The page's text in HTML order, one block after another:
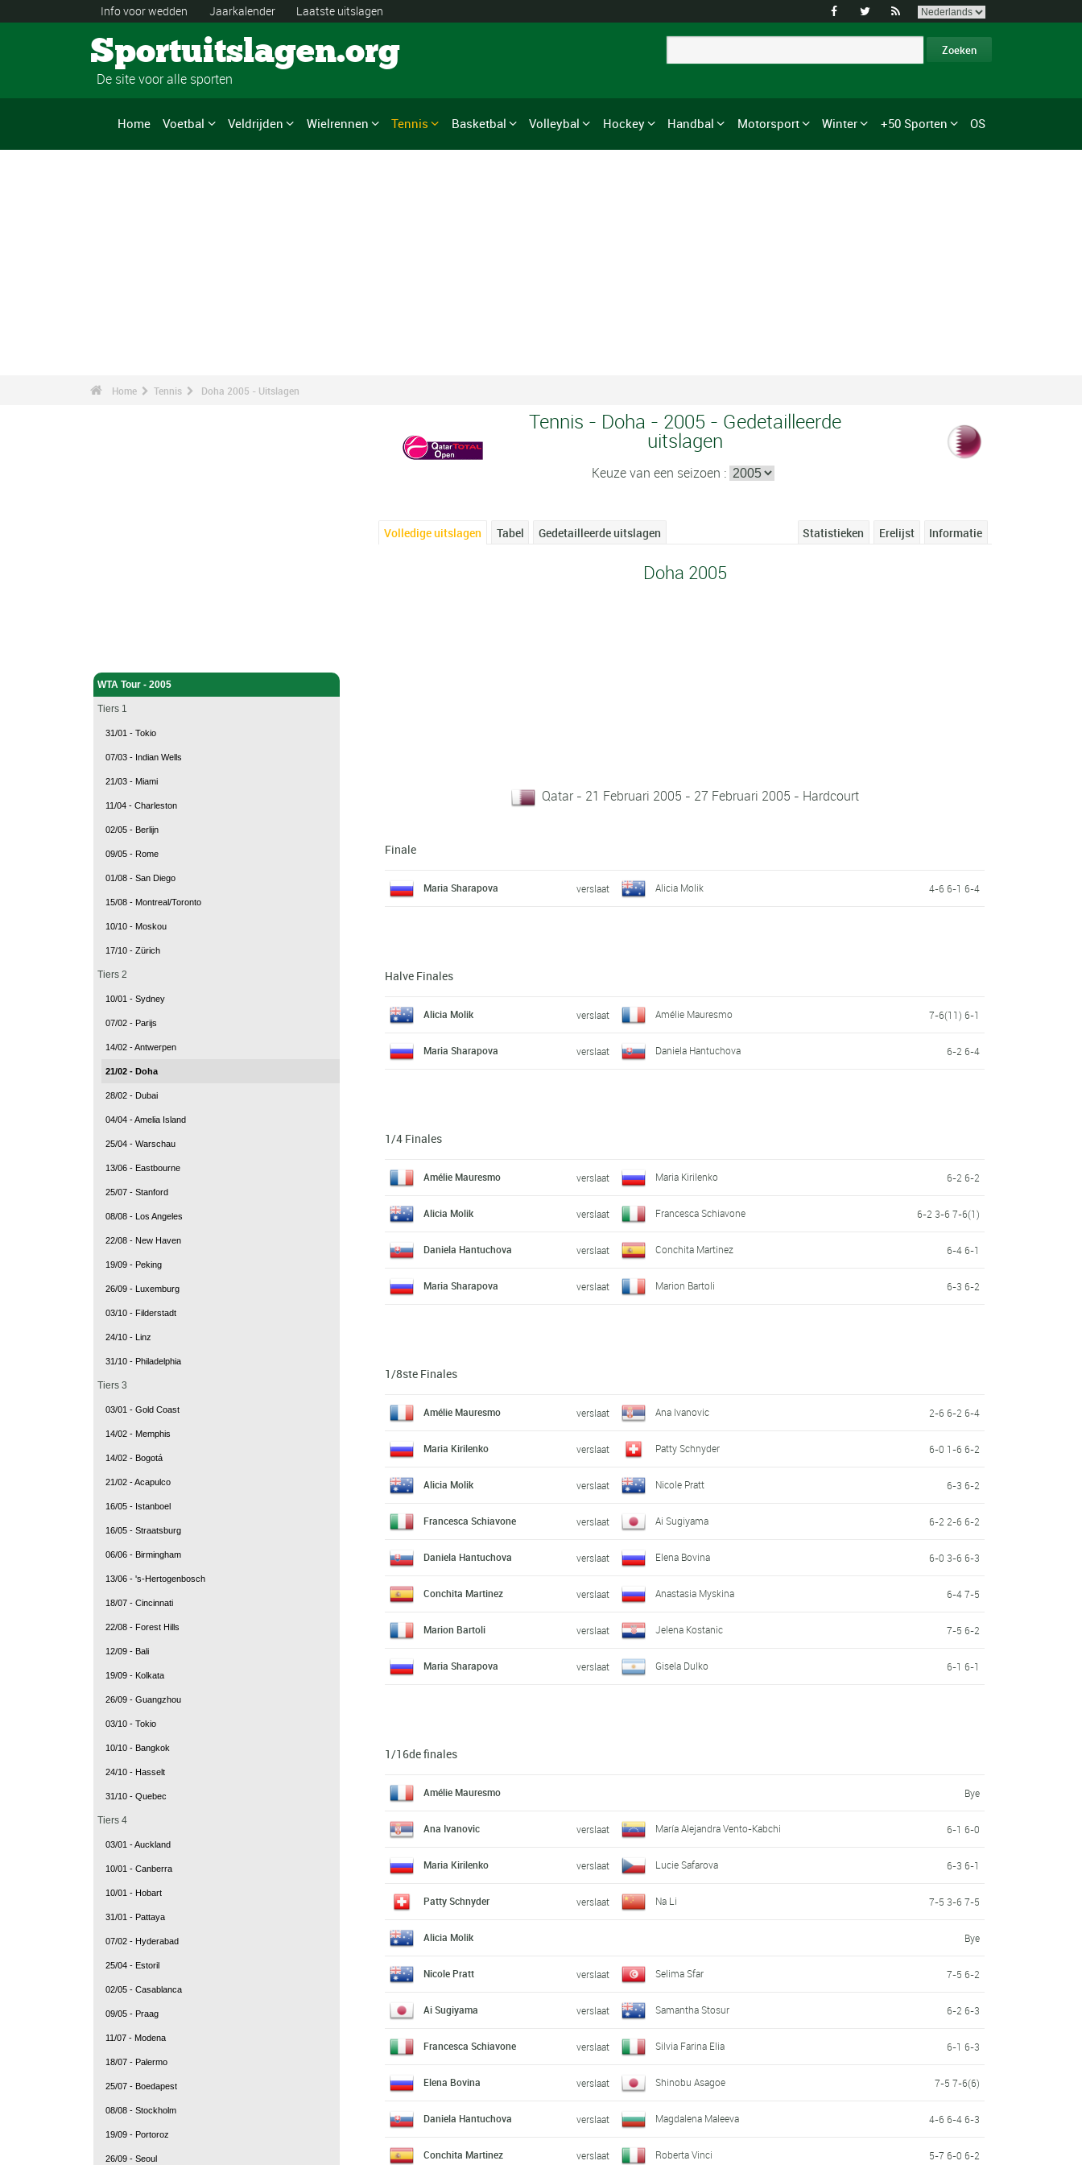
Info voor wedden Jaarkalender Laatste uitslagen   
Sportuitslagen.org
De site voor alle sporten
Home Voetbal Veldrijden Wielrennen Tennis Basketbal Volleybal Hockey Handbal Motorsport Winter +50 Sporten OS
Home Tennis Doha 2005 - Uitslagen
WTA Tour - 2005
Tiers 1
31/01 - Tokio
07/03 - Indian Wells
21/03 - Miami
11/04 - Charleston
02/05 - Berlijn
09/05 - Rome
01/08 - San Diego
15/08 - Montreal/Toronto
10/10 - Moskou
17/10 - Zürich
Tiers 2
10/01 - Sydney
07/02 - Parijs
14/02 - Antwerpen
21/02 - Doha
28/02 - Dubai
04/04 - Amelia Island
25/04 - Warschau
13/06 - Eastbourne
25/07 - Stanford
08/08 - Los Angeles
22/08 - New Haven
19/09 - Peking
26/09 - Luxemburg
03/10 - Filderstadt
24/10 - Linz
31/10 - Philadelphia
Tiers 3
03/01 - Gold Coast
14/02 - Memphis
14/02 - Bogotá
21/02 - Acapulco
16/05 - Istanboel
16/05 - Straatsburg
06/06 - Birmingham
13/06 - 's-Hertogenbosch
18/07 - Cincinnati
22/08 - Forest Hills
12/09 - Bali
19/09 - Kolkata
26/09 - Guangzhou
03/10 - Tokio
10/10 - Bangkok
24/10 - Hasselt
31/10 - Quebec
Tiers 4
03/01 - Auckland
10/01 - Canberra
10/01 - Hobart
31/01 - Pattaya
07/02 - Hyderabad
25/04 - Estoril
02/05 - Casablanca
09/05 - Praag
11/07 - Modena
18/07 - Palermo
25/07 - Boedapest
08/08 - Stockholm
19/09 - Portoroz
26/09 - Seoul
Tennis - Doha - 2005 - Gedetailleerde
uitslagen
Keuze van een seizoen :
Volledige uitslagen Tabel Gedetailleerde uitslagen Informatie
Erelijst
Statistieken
Doha 2005
Qatar - 21 Februari 2005 - 27 Februari 2005 - Hardcourt
Finale
Maria Sharapova verslaat Alicia Molik 4-6 6-1 6-4
Halve Finales
Alicia Molik verslaat Amélie Mauresmo 7-6(11) 6-1
Maria Sharapova verslaat Daniela Hantuchova 6-2 6-4
1/4 Finales
Amélie Mauresmo verslaat Maria Kirilenko 6-2 6-2
Alicia Molik verslaat Francesca Schiavone 6-2 3-6 7-6(1)
Daniela Hantuchova verslaat Conchita Martinez 6-4 6-1
Maria Sharapova verslaat Marion Bartoli 6-3 6-2
1/8ste Finales
Amélie Mauresmo verslaat Ana Ivanovic 2-6 6-2 6-4
Maria Kirilenko verslaat Patty Schnyder 6-0 1-6 6-2
Alicia Molik verslaat Nicole Pratt 6-3 6-2
Francesca Schiavone verslaat Ai Sugiyama 6-2 2-6 6-2
Daniela Hantuchova verslaat Elena Bovina 6-0 3-6 6-3
Conchita Martinez verslaat Anastasia Myskina 6-4 7-5
Marion Bartoli verslaat Jelena Kostanic 7-5 6-2
Maria Sharapova verslaat Gisela Dulko 6-1 6-1
1/16de finales
Amélie Mauresmo Bye
Ana Ivanovic verslaat María Alejandra Vento-Kabchi 6-1 6-0
Maria Kirilenko verslaat Lucie Safarova 6-3 6-1
Patty Schnyder verslaat Na Li 7-5 3-6 7-5
Alicia Molik Bye
Nicole Pratt verslaat Selima Sfar 7-5 6-2
Ai Sugiyama verslaat Samantha Stosur 6-2 6-3
Francesca Schiavone verslaat Silvia Farina Elia 6-1 6-3
Elena Bovina verslaat Shinobu Asagoe 7-5 7-6(6)
Daniela Hantuchova verslaat Magdalena Maleeva 4-6 6-4 6-3
Conchita Martinez verslaat Roberta Vinci 5-7 6-0 6-2